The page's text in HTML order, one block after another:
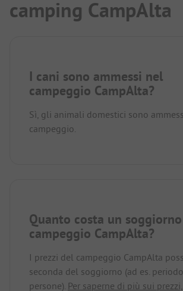
camping CampAlta
I cani sono ammessi nel
campeggio CampAlta?
Sì, gli animali domestici sono
campeggio.
Quanto costa un
campeggio CampAlta?
I prezzi del campeggio CampAlta
seconda del soggiorno (ad es.
persone). Per saperne di più sui